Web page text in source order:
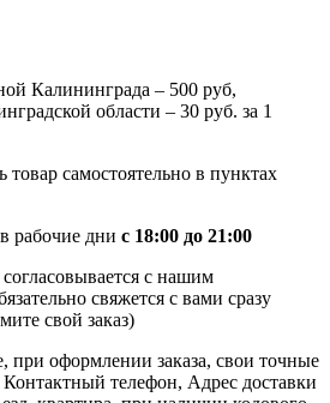
Калининграда – 500 руб,
области – 30 руб. за 1
товар самостоятельно в пунктах
рабочие дни с 18:00 до 21:00
с нашим
свяжется с вами сразу
свой заказ)
при оформлении заказа, свои точные
телефон, Адрес доставки